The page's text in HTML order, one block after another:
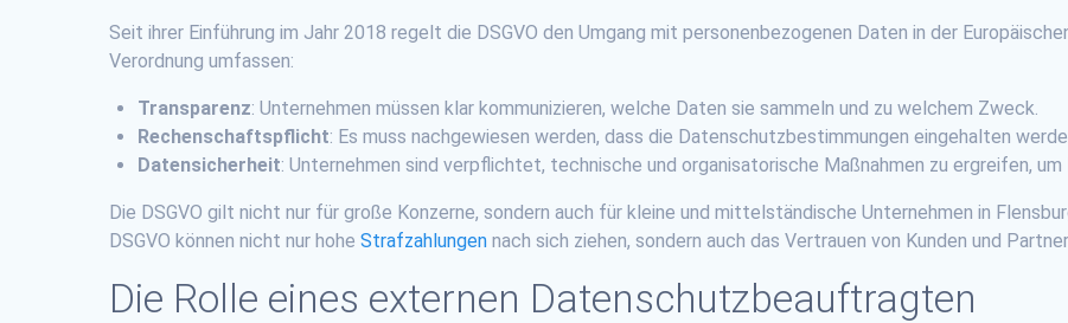
Seit ihrer Einführung im Jahr 2018 regelt die DSGVO den Umgang mit personenbezogenen Daten in der
Verordnung umfassen:
Transparenz: Unternehmen müssen klar kommunizieren, welche Daten sie sammeln und zu welchem Zweck.
Rechenschaftspflicht: Es muss nachgewiesen werden, dass die Datenschutzbestimmungen eingehalten
Datensicherheit: Unternehmen sind verpflichtet, technische und organisatorische Maßnahmen zu ergreifen,
Die DSGVO gilt nicht nur für große Konzerne, sondern auch für kleine und mittelständische Unternehmen in
DSGVO können nicht nur hoheStrafzahlungen nach sich ziehen, sondern auch das Vertrauen von Kunden und
Die Rolle eines externen Datenschutzbeauftragten